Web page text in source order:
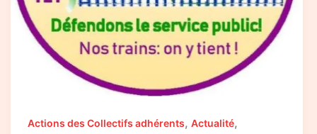
Actions des Collectifs adhérents, Actualité,